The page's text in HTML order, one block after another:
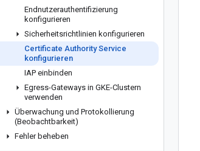
Endnutzerauthentifizierung
konfigurieren
Sicherheitsrichtlinien konfigurieren
Certificate Authority Service
konfigurieren
IAP einbinden
Egress-Gateways in GKE-Clustern
verwenden
Überwachung und Protokollierung
(Beobachtbarkeit)
Fehler beheben